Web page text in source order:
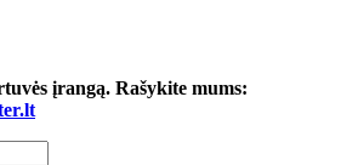
įrangą. Rašykite mums: